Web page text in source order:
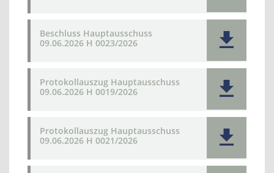
Beschluss Hauptausschuss
09.06.2026 H 0023/2026
Protokollauszug Hauptausschuss
09.06.2026 H 0019/2026
Protokollauszug Hauptausschuss
09.06.2026 H 0021/2026